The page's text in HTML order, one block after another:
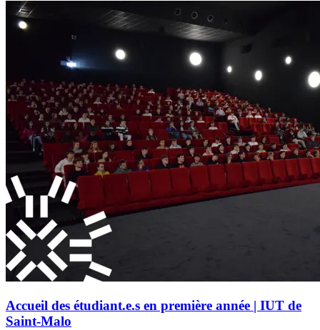
Accueil des étudiant.e.s en première année | IUT de
Saint-Malo